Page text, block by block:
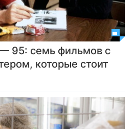
95: семь фильмов с
которые стоит